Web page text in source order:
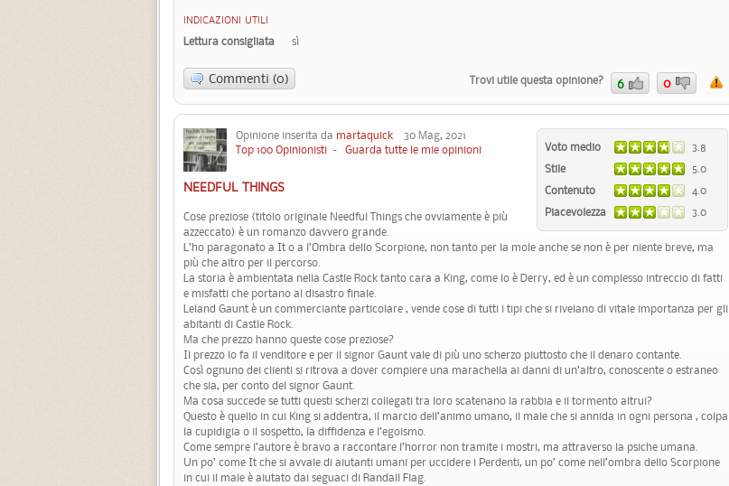
INDICAZIONI UTILI
Lettura consigliata sì
Commenti (0) Trovi utile questa opinione? 6 0
Voto medio
3.8
Stile
5.0
Contenuto
4.0
Piacevolezza
3.0
Opinione inserita da martaquick 30 Mag, 2021
Top 100 Opinionisti - Guarda tutte le mie opinioni
NEEDFUL THINGS
Cose preziose (titolo originale Needful Things che ovviamente è più
azzeccato) è un romanzo davvero grande.
L’ho paragonato a It o a l’Ombra dello Scorpione, non tanto per la mole anche se non è per niente breve, ma
più che altro per il percorso.
La storia è ambientata nella Castle Rock tanto cara a King, come lo è Derry, ed è un complesso intreccio di fatti
e misfatti che portano al disastro finale.
Leland Gaunt è un commerciante particolare , vende cose di tutti i tipi che si rivelano di vitale importanza per gli
abitanti di Castle Rock.
Ma che prezzo hanno queste cose preziose?
Il prezzo lo fa il venditore e per il signor Gaunt vale di più uno scherzo piuttosto che il denaro contante.
Così ognuno dei clienti si ritrova a dover compiere una marachella ai danni di un’altro, conoscente o estraneo
che sia, per conto del signor Gaunt.
Ma cosa succede se tutti questi scherzi collegati tra loro scatenano la rabbia e il tormento altrui?
Questo è quello in cui King si addentra, il marcio dell’animo umano, il male che si annida in ogni persona , colpa
la cupidigia o il sospetto, la diffidenza e l’egoismo.
Come sempre l’autore è bravo a raccontare l’horror non tramite i mostri, ma attraverso la psiche umana.
Un po’ come It che si avvale di aiutanti umani per uccidere i Perdenti, un po’ come nell’ombra dello Scorpione
in cui il male è aiutato dai seguaci di Randall Flag.